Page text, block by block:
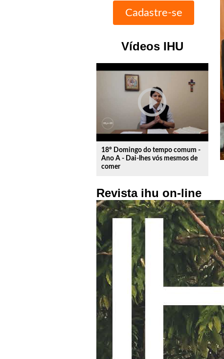
Vídeos IHU
play_circle_outline
18º Domingo do tempo comum -
Ano A - Dai-lhes vós mesmos de
comer
Revista ihu on-line